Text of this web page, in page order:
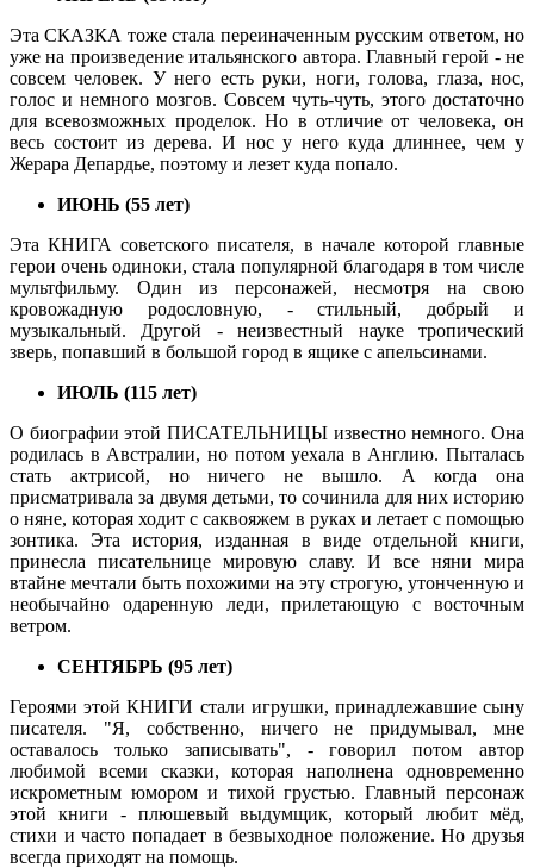
Эта СКАЗКА тоже стала переиначенным русским ответом, но
уже на произведение итальянского автора. Главный герой - не
совсем человек. У него есть руки, ноги, голова, глаза, нос,
голос и немного мозгов. Совсем чуть-чуть, этого достаточно
для всевозможных проделок. Но в отличие от человека, он
весь состоит из дерева. И нос у него куда длиннее, чем у
Жерара Депардье, поэтому и лезет куда попало.
ИЮНЬ (55 лет)
Эта КНИГА советского писателя, в начале которой главные
герои очень одиноки, стала популярной благодаря в том числе
мультфильму. Один из персонажей, несмотря на свою
кровожадную родословную, - стильный, добрый и
музыкальный. Другой - неизвестный науке тропический
зверь, попавший в большой город в ящике с апельсинами.
ИЮЛЬ (115 лет)
О биографии этой ПИСАТЕЛЬНИЦЫ известно немного. Она
родилась в Австралии, но потом уехала в Англию. Пыталась
стать актрисой, но ничего не вышло. А когда она
присматривала за двумя детьми, то сочинила для них историю
о няне, которая ходит с саквояжем в руках и летает с помощью
зонтика. Эта история, изданная в виде отдельной книги,
принесла писательнице мировую славу. И все няни мира
втайне мечтали быть похожими на эту строгую, утонченную и
необычайно одаренную леди, прилетающую с восточным
ветром.
СЕНТЯБРЬ (95 лет)
Героями этой КНИГИ стали игрушки, принадлежавшие сыну
писателя. "Я, собственно, ничего не придумывал, мне
оставалось только записывать", - говорил потом автор
любимой всеми сказки, которая наполнена одновременно
искрометным юмором и тихой грустью. Главный персонаж
этой книги - плюшевый выдумщик, который любит мёд,
стихи и часто попадает в безвыходное положение. Но друзья
всегда приходят на помощь.